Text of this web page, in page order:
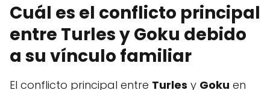
Cuál es el conflicto principal
entre Turles y Goku debido
a su vínculo familiar
El conflicto principal entre Turles y Goku en